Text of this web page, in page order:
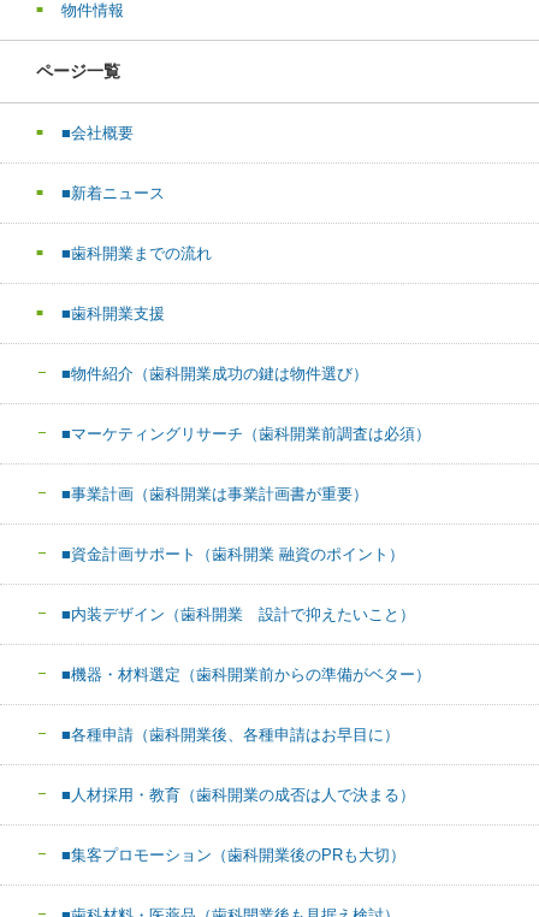
物件情報
ページ一覧
■会社概要
■新着ニュース
■歯科開業までの流れ
■歯科開業支援
■物件紹介（歯科開業成功の鍵は物件選び）
■マーケティングリサーチ（歯科開業前調査は必須）
■事業計画（歯科開業は事業計画書が重要）
■資金計画サポート（歯科開業 融資のポイント）
■内装デザイン（歯科開業 設計で抑えたいこと）
■機器・材料選定（歯科開業前からの準備がベター）
■各種申請（歯科開業後、各種申請はお早目に）
■人材採用・教育（歯科開業の成否は人で決まる）
■集客プロモーション（歯科開業後のPRも大切）